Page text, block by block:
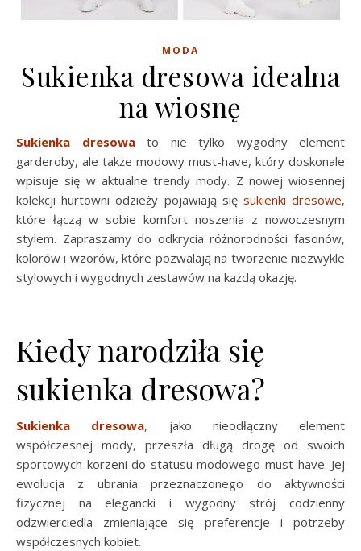
MODA
Sukienka dresowa idealna
na wiosnę
Sukienka dresowato nie tylko wygodny element
garderoby, ale także modowy must-have, który doskonale
wpisuje się w aktualne trendy mody. Z nowej wiosennej
kolekcji hurtowni odzieży pojawiają się sukienki dresowe,
które łączą w sobie komfort noszenia z nowoczesnym
stylem. Zapraszamy do odkrycia różnorodności fasonów,
kolorów i wzorów, które pozwalają na tworzenie niezwykle
stylowych i wygodnych zestawów na każdą okazję.
Kiedy narodziła się
sukienka dresowa?
Sukienka dresowa, jako nieodłączny element
współczesnej mody, przeszła długą drogę od swoich
sportowych korzeni do statusu modowego must-have. Jej
ewolucja z ubrania przeznaczonego do aktywności
fizycznej na elegancki i wygodny strój codzienny
odzwierciedla zmieniające się preferencje i potrzeby
współczesnych kobiet.